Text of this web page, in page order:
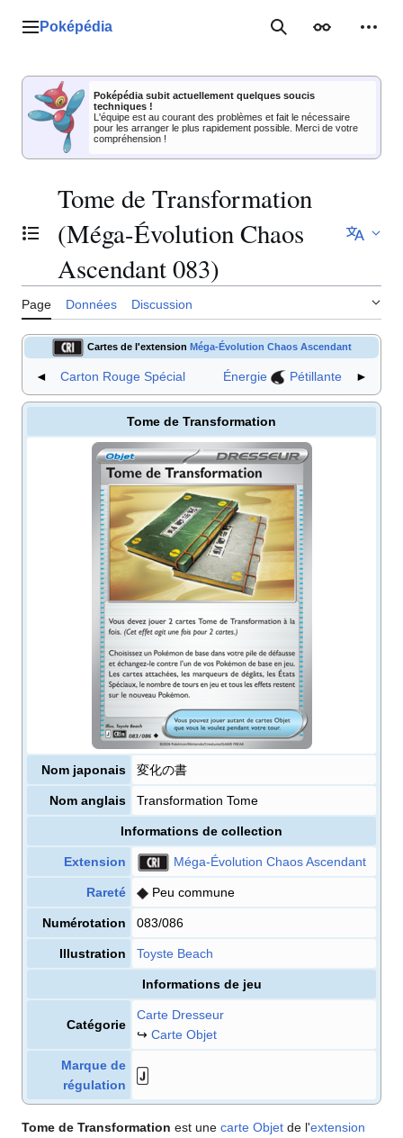
Menu principal
Poképédia RechercherApparence
Poképédia subit actuellement quelques soucis
techniques !
L'équipe est au courant des problèmes et fait le nécessaire
pour les arranger le plus rapidement possible. Merci de votre
compréhension !
Basculer la table des matières
Tome de Transformation
(Méga-Évolution Chaos
Ascendant 083)
Page Données Discussion
Cartes de l'extension Méga-Évolution Chaos Ascendant
◄ Carton Rouge Spécial Énergie Pétillante ►
Tome de Transformation
Nom japonais 変化の書
Nom anglais Transformation Tome
Informations de collection
Extension Méga-Évolution Chaos Ascendant
Rareté Peu commune
Numérotation 083/086
Illustration Toyste Beach
Informations de jeu
Catégorie
Carte Dresseur
↪ Carte Objet
Marque de
régulation
Tome de Transformation est une carte Objet de l'extension